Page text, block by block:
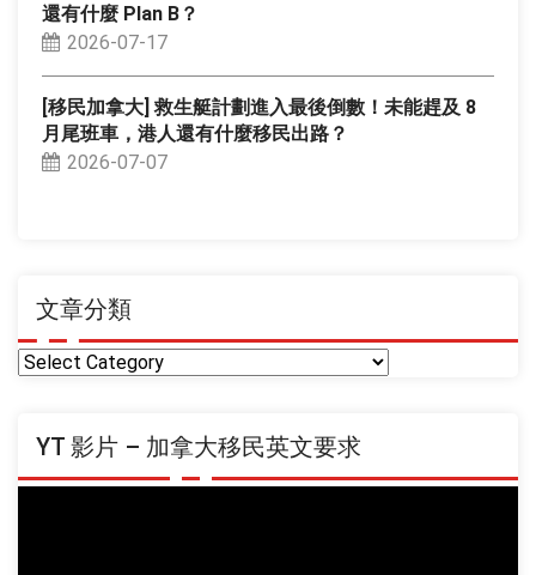
還有什麼 Plan B？
2026-07-17
[移民加拿大] 救生艇計劃進入最後倒數！未能趕及 8
月尾班車，港人還有什麼移民出路？
2026-07-07
文章分類
文
YT 影片 – 加拿大移民英文要求